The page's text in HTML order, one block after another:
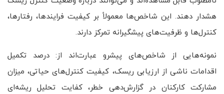
هشدار دهند. این شاخص‌ها معمولاً بر کیفیت فرایندها، رفتارها،
کنترل‌ها و ظرفیت‌های پیشگیرانه تمرکز دارند.
نمونه‌هایی از شاخص‌های پیشرو عبارت‌اند از: درصد تکمیل
اقدامات ناشی از ارزیابی ریسک، کیفیت کنترل‌های حیاتی، میزان
مشارکت کارکنان در گزارش‌دهی خطر، کفایت تحلیل ریشه‌ای